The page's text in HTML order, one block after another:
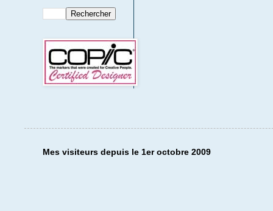
Mes visiteurs depuis le 1er octobre 2009